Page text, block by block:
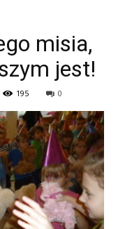
misia,
jest!
195 0